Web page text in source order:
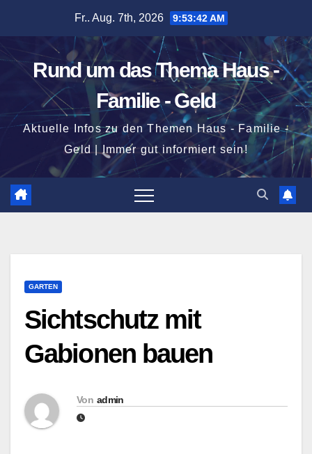
springen
Fr.. Aug. 7th, 2026 9:53:43 AM
Rund um das Thema Haus -
Familie - Geld
Aktuelle Infos zu den Themen Haus - Familie -
Geld | Immer gut informiert sein!
GARTEN
Sichtschutz mit
Gabionen bauen
Von admin